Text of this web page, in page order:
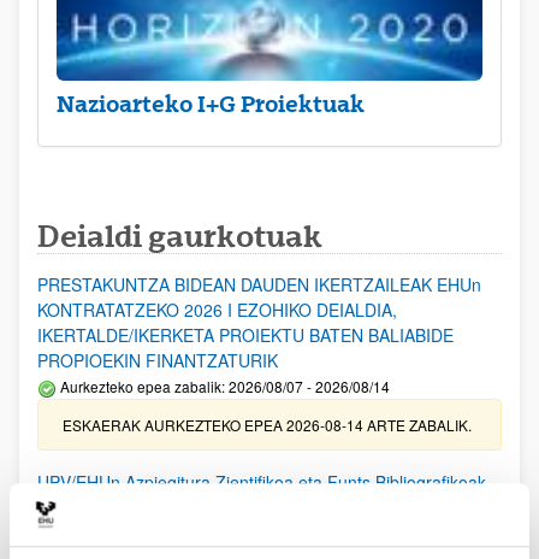
Nazioarteko I+G Proiektuak
Deialdi gaurkotuak
PRESTAKUNTZA BIDEAN DAUDEN IKERTZAILEAK EHUn
KONTRATATZEKO 2026 I EZOHIKO DEIALDIA,
IKERTALDE/IKERKETA PROIEKTU BATEN BALIABIDE
PROPIOEKIN FINANTZATURIK
Aurkezteko epea zabalik: 2026/08/07 - 2026/08/14
ESKAERAK AURKEZTEKO EPEA 2026-08-14 ARTE ZABALIK.
UPV/EHUn Azpiegitura Zientifikoa eta Funts Bibliografikoak
erosi eta berritzeko laguntzak 2026